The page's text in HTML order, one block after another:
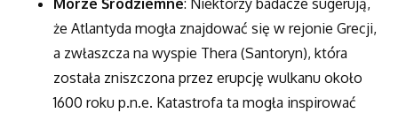
Morze Śródziemne: Niektórzy badacze sugerują,
że Atlantyda mogła znajdować się w rejonie Grecji,
a zwłaszcza na wyspie Thera (Santoryn), która
została zniszczona przez erupcję wulkanu około
1600 roku p.n.e. Katastrofa ta mogła inspirować